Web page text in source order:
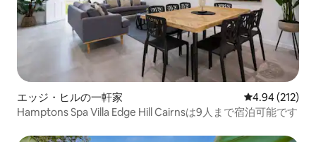
エッジ・ヒルの一軒家 レビュー212
4.94 (212)
Hamptons Spa Villa Edge Hill Cairnsは9人まで宿泊可能です